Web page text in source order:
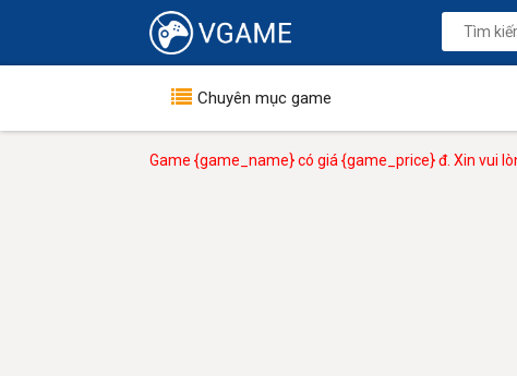
Chuyên mục game
Game {game_name} có giá {game_price} đ. Xin vui